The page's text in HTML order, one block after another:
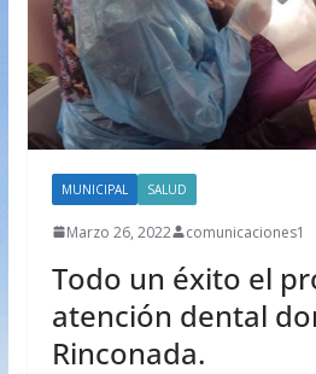
MUNICIPAL SALUD
Marzo 26, 2022 comunicaciones1
Todo un éxito el
atención dental
Rinconada.